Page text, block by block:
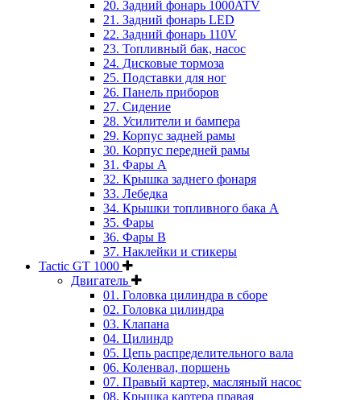
20. Задний фонарь 1000ATV
21. Задний фонарь LED
22. Задний фонарь 110V
23. Топливный бак, насос
24. Дисковые тормоза
25. Подставки для ног
26. Панель приборов
27. Сидение
28. Усилители и бампера
29. Корпус задней рамы
30. Корпус передней рамы
31. Фары А
32. Крышка заднего фонаря
33. Лебедка
34. Крышки топливного бака А
35. Фары
36. Фары B
37. Наклейки и стикеры
Tactic GT 1000
Двигатель
01. Головка цилиндра в сборе
02. Головка цилиндра
03. Клапана
04. Цилиндр
05. Цепь распределительного вала
06. Коленвал, поршень
07. Правый картер, масляный насос
08. Крышка картера правая